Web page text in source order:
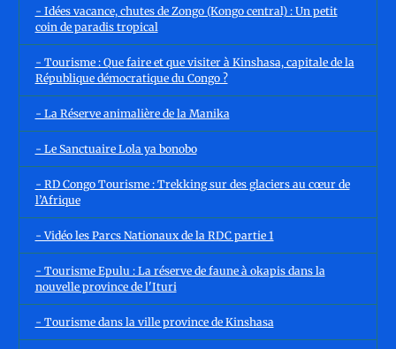
- Idées vacance, chutes de Zongo (Kongo central) : Un petit
coin de paradis tropical
- Tourisme : Que faire et que visiter à Kinshasa, capitale de la
République démocratique du Congo ?
- La Réserve animalière de la Manika
- Le Sanctuaire Lola ya bonobo
- RD Congo Tourisme : Trekking sur des glaciers au cœur de
l’Afrique
- Vidéo les Parcs Nationaux de la RDC partie 1
- Tourisme Epulu : La réserve de faune à okapis dans la
nouvelle province de l'Ituri
- Tourisme dans la ville province de Kinshasa